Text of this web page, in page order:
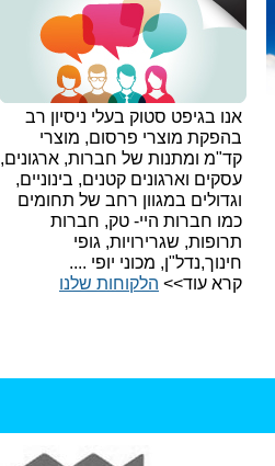
אנו בגיפט סטוק בעלי ניסיון רב
בהפקת מוצרי פרסום, מוצרי
קד"מ ומתנות של חברות, ארגונים,
עסקים וארגונים קטנים, בינוניים,
וגדולים במגוון רחב של תחומים
כמו חברות היי- טק, חברות
תרופות, שגרירויות, גופי
חינוך,נדל"ן, מכוני יופי ....
קרא עוד>> הלקוחות שלנו